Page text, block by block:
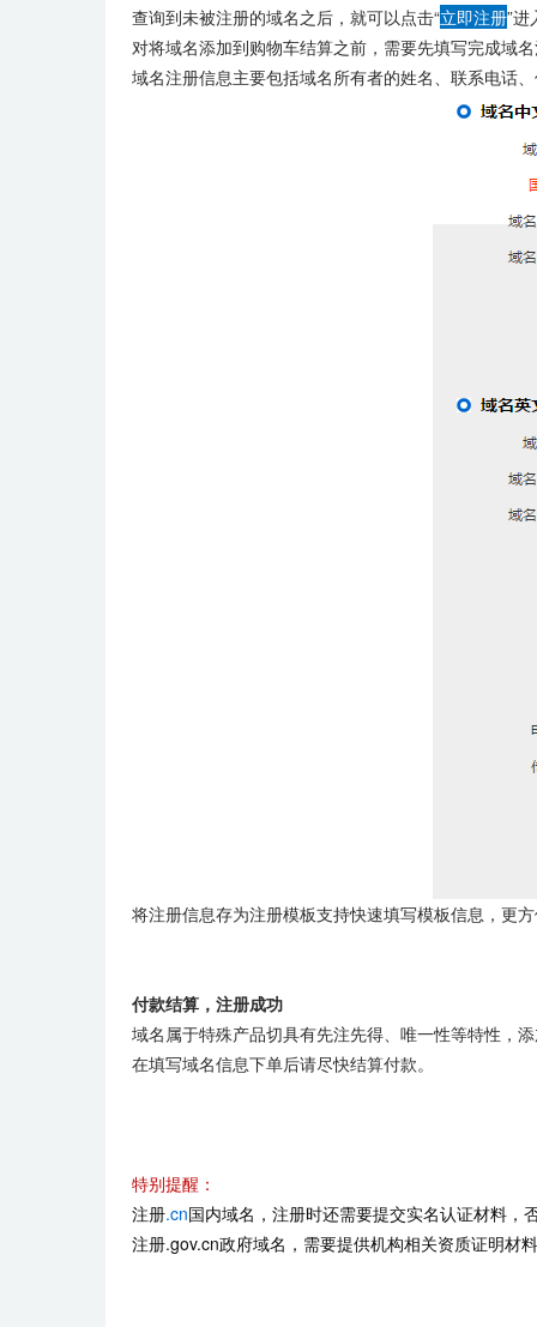
查询到未被注册的域名之后，就可以点击“立即注册”进
对将域名添加到购物车结算之前，需要先填写完成域
域名注册信息主要包括域名所有者的姓名、联系电话
将注册信息存为注册模板支持快速填写模板信息，更
付款结算，注册成功
域名属于特殊产品切具有先注先得、唯一性等特性，
在填写域名信息下单后请尽快结算付款。
特别提醒：
注册.cn国内域名，注册时还需要提交实名认证材料，
注册.gov.cn政府域名，需要提供机构相关资质证明材